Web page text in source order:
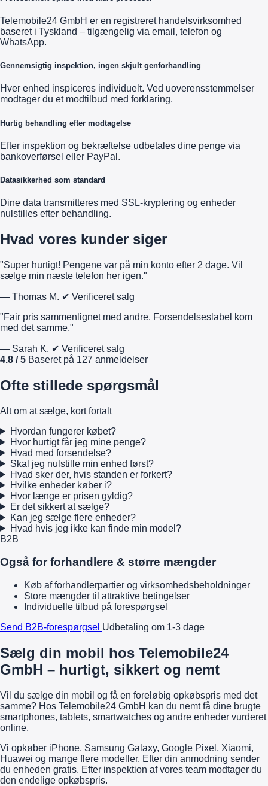
Telemobile24 GmbH er en registreret handelsvirksomhed
baseret i Tyskland – tilgængelig via email, telefon og
WhatsApp.
Gennemsigtig inspektion, ingen skjult genforhandling
Hver enhed inspiceres individuelt. Ved uoverensstemmelser
modtager du et modtilbud med forklaring.
Hurtig behandling efter modtagelse
Efter inspektion og bekræftelse udbetales dine penge via
bankoverførsel eller PayPal.
Datasikkerhed som standard
Dine data transmitteres med SSL-kryptering og enheder
nulstilles efter behandling.
Hvad vores kunder siger
"Super hurtigt! Pengene var på min konto efter 2 dage. Vil
sælge min næste telefon her igen."
— Thomas M. ✔ Verificeret salg
"Fair pris sammenlignet med andre. Forsendelseslabel kom
med det samme."
— Sarah K. ✔ Verificeret salg
4.8 / 5 Baseret på 127 anmeldelser
Ofte stillede spørgsmål
Alt om at sælge, kort fortalt
Hvordan fungerer købet?
Hvor hurtigt får jeg mine penge?
Hvad med forsendelse?
Skal jeg nulstille min enhed først?
Hvad sker der, hvis standen er forkert?
Hvilke enheder køber i?
Hvor længe er prisen gyldig?
Er det sikkert at sælge?
Kan jeg sælge flere enheder?
Hvad hvis jeg ikke kan finde min model?
B2B
Også for forhandlere & større mængder
Køb af forhandlerpartier og virksomhedsbeholdninger
Store mængder til attraktive betingelser
Individuelle tilbud på forespørgsel
Send B2B-forespørgsel Udbetaling om 1-3 dage
Sælg din mobil hos Telemobile24
GmbH – hurtigt, sikkert og nemt
Vil du sælge din mobil og få en foreløbig opkøbspris med det
samme? Hos Telemobile24 GmbH kan du nemt få dine brugte
smartphones, tablets, smartwatches og andre enheder vurderet
online.
Vi opkøber iPhone, Samsung Galaxy, Google Pixel, Xiaomi,
Huawei og mange flere modeller. Efter din anmodning sender
du enheden gratis. Efter inspektion af vores team modtager du
den endelige opkøbspris.